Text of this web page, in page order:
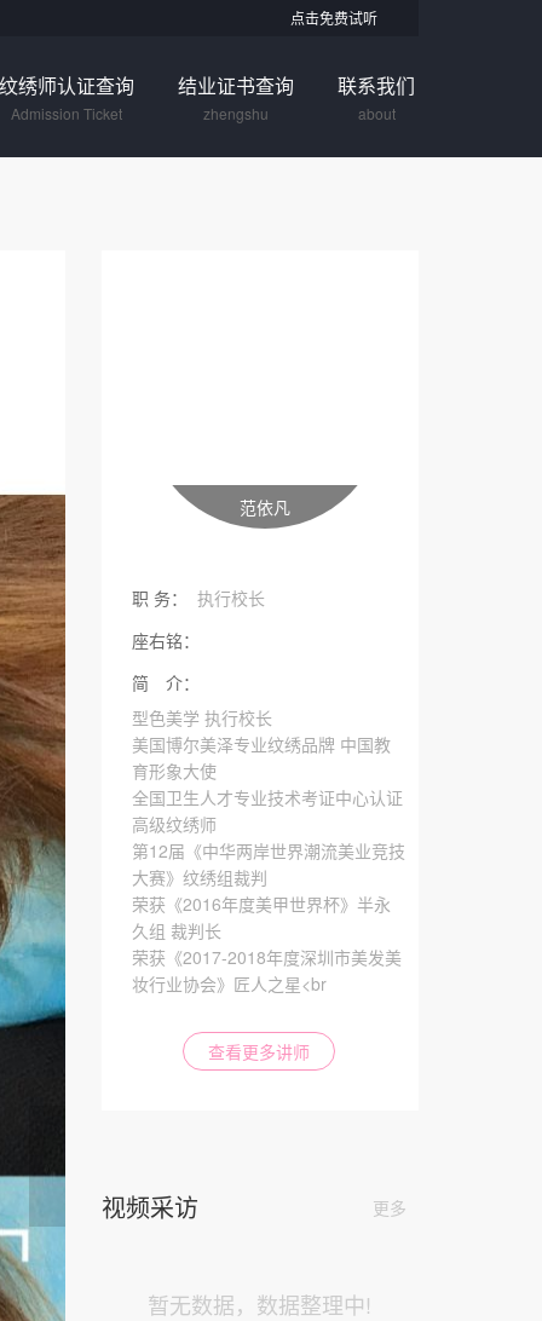
点击免费试听
纹绣师认证查询
Admission Ticket
结业证书查询
zhengshu
联系我们
about
范依凡
职 务：
执行校长
座右铭：
简 介：
型色美学 执行校长
美国博尔美泽专业纹绣品牌 中国教
育形象大使
全国卫生人才专业技术考证中心认证
高级纹绣师
第12届《中华两岸世界潮流美业竞技
大赛》纹绣组裁判
荣获《2016年度美甲世界杯》半永
久组 裁判长
荣获《2017-2018年度深圳市美发美
妆行业协会》匠人之星<br
查看更多讲师
更多
视频采访
暂无数据，数据整理中!